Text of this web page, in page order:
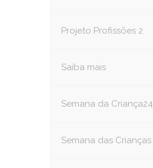
Projeto Profissões 2
Saiba mais
Semana da Criança24
Semana das Crianças